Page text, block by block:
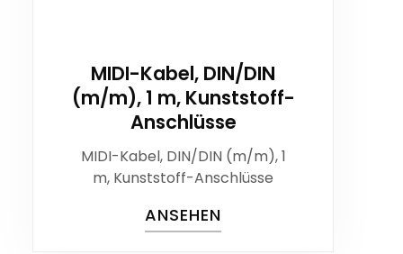
MIDI-Kabel, DIN/DIN
(m/m), 1 m, Kunststoff-
Anschlüsse
MIDI-Kabel, DIN/DIN (m/m), 1
m, Kunststoff-Anschlüsse
ANSEHEN